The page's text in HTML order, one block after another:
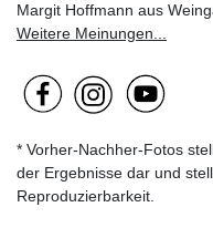
Margit Hoffmann aus
Weitere Meinungen...
* Vorher-Nachher-Fotos
der Ergebnisse dar und
Reproduzierbarkeit.